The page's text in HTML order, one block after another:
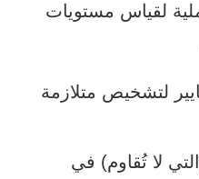
لقياس مستويات
عن 5 معايير لتشخيص متلازمة
لا تُقاوم) في